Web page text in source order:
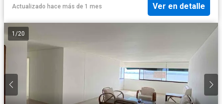
Actualizado hace más de 1 mes Ver en detalle
1 /20